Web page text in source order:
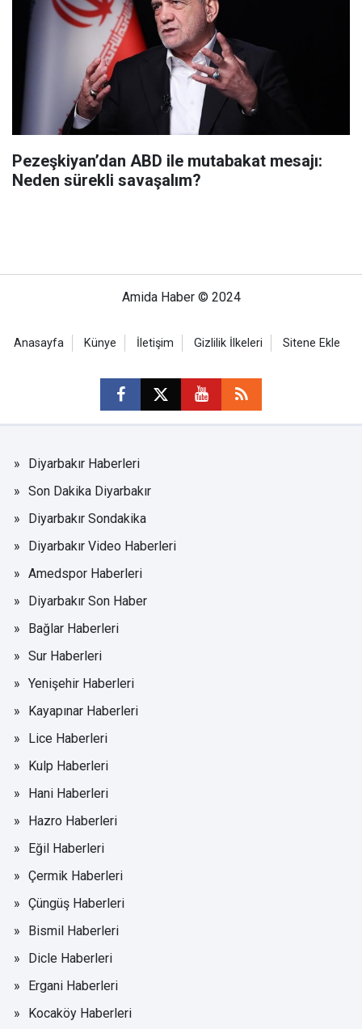
Pezeşkiyan’dan ABD ile mutabakat mesajı:
Neden sürekli savaşalım?
Amida Haber © 2024
Anasayfa Künye İletişim Gizlilik İlkeleri Sitene Ekle
Diyarbakır Haberleri
Son Dakika Diyarbakır
Diyarbakır Sondakika
Diyarbakır Video Haberleri
Amedspor Haberleri
Diyarbakır Son Haber
Bağlar Haberleri
Sur Haberleri
Yenişehir Haberleri
Kayapınar Haberleri
Lice Haberleri
Kulp Haberleri
Hani Haberleri
Hazro Haberleri
Eğil Haberleri
Çermik Haberleri
Çüngüş Haberleri
Bismil Haberleri
Dicle Haberleri
Ergani Haberleri
Kocaköy Haberleri